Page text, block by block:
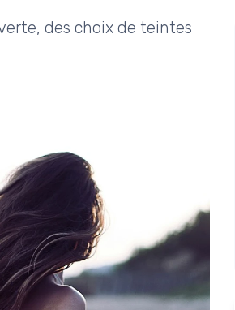
des choix de teintes